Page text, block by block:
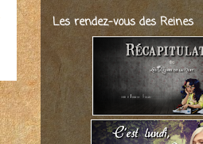
Les rendez-vous des Reines